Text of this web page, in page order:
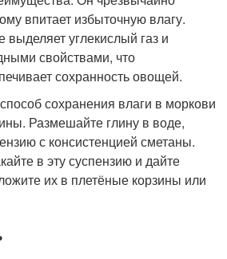
впитает избыточную влагу.
углекислый газ и
свойствами, что
сохранность овощей.
сохранения влаги в моркови
Размешайте глину в воде,
с консистенцией сметаны.
в эту суспензию и дайте
их в плетёные корзины или